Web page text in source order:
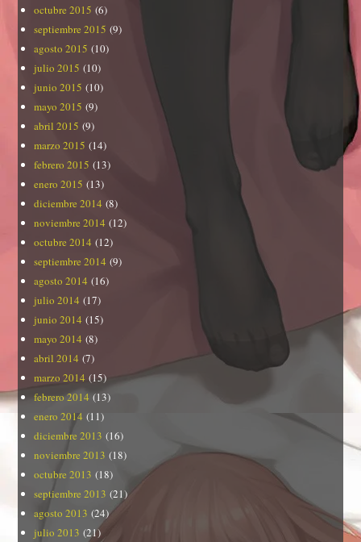
octubre 2015 (6)
septiembre 2015 (9)
agosto 2015 (10)
julio 2015 (10)
junio 2015 (10)
mayo 2015 (9)
abril 2015 (9)
marzo 2015 (14)
febrero 2015 (13)
enero 2015 (13)
diciembre 2014 (8)
noviembre 2014 (12)
octubre 2014 (12)
septiembre 2014 (9)
agosto 2014 (16)
julio 2014 (17)
junio 2014 (15)
mayo 2014 (8)
abril 2014 (7)
marzo 2014 (15)
febrero 2014 (13)
enero 2014 (11)
diciembre 2013 (16)
noviembre 2013 (18)
octubre 2013 (18)
septiembre 2013 (21)
agosto 2013 (24)
julio 2013 (21)